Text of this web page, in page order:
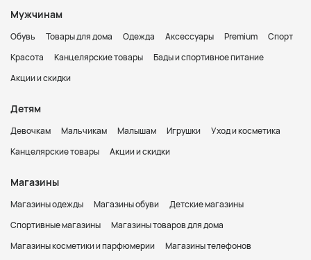
Мужчинам
Обувь Товары для дома Одежда Аксессуары Premium
Спорт
Красота
Канцелярские товары
Бады и спортивное питание
Акции и скидки
Детям
Девочкам Мальчикам Малышам Игрушки
Уход и косметика
Канцелярские товары
Акции и скидки
Магазины
Магазины одежды Магазины обуви
Детские магазины
Спортивные магазины
Магазины товаров для дома
Магазины косметики и парфюмерии
Магазины телефонов